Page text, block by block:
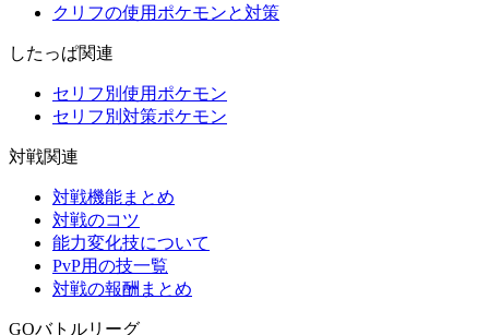
クリフの使用ポケモンと対策
したっぱ関連
セリフ別使用ポケモン
セリフ別対策ポケモン
対戦関連
対戦機能まとめ
対戦のコツ
能力変化技について
PvP用の技一覧
対戦の報酬まとめ
GOバトルリーグ